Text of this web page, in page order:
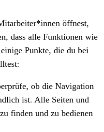
öffnest,
dass alle Funktionen wie
Punkte, die du bei
ob die Navigation
ist. Alle Seiten und
finden und zu bedienen